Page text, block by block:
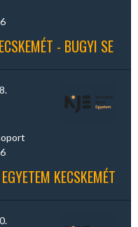
- BUGYI SE
KECSKEMÉT